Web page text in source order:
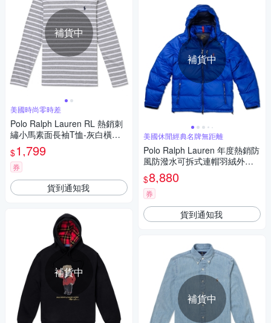
補貨中
美國時尚零時差
Polo Ralph Lauren RL 熱銷刺
繡小馬素面長袖T恤-灰白橫條
紋色
$1,799
券
貨到通知我
補貨中
補貨中
美國休閒經典名牌無距離
Polo Ralph Lauren 年度熱銷防
風防潑水可拆式連帽羽絨外套-
寶藍色
$8,880
券
貨到通知我
補貨中